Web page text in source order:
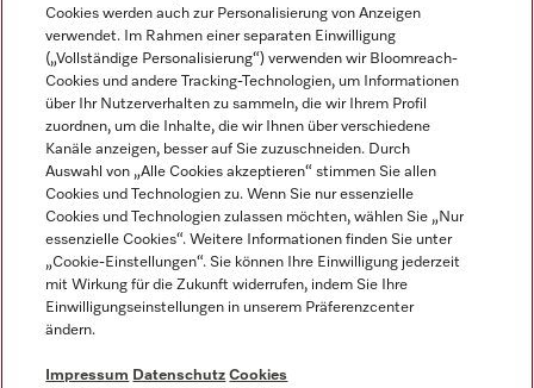
DEUTSCH
Impressum
Datenschutz
Miele auf YoutubeMiele auf Instagram
Miele auf Facebook
Miele auf LinkedInMiele auf LinkedIn
Cookies werden auch zur Personalisierung von Anzeigen
verwendet. Im Rahmen einer separaten Einwilligung
(„Vollständige Personalisierung“) verwenden wir Bloomreach-
Cookies und andere Tracking-Technologien, um Informationen
über Ihr Nutzerverhalten zu sammeln, die wir Ihrem Profil
zuordnen, um die Inhalte, die wir Ihnen über verschiedene
Kanäle anzeigen, besser auf Sie zuzuschneiden. Durch
Auswahl von „Alle Cookies akzeptieren“ stimmen Sie allen
Cookies und Technologien zu. Wenn Sie nur essenzielle
Cookies und Technologien zulassen möchten, wählen Sie „Nur
essenzielle Cookies“. Weitere Informationen finden Sie unter
„Cookie-Einstellungen“. Sie können Ihre Einwilligung jederzeit
mit Wirkung für die Zukunft widerrufen, indem Sie Ihre
Einwilligungseinstellungen in unserem Präferenzcenter
ändern.
Impressum Datenschutz Cookies